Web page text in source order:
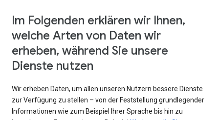
Im Folgenden erklären wir Ihnen,
welche Arten von Daten wir
erheben, während Sie unsere
Dienste nutzen
Wir erheben Daten, um allen unseren Nutzern bessere Dienste
zur Verfügung zu stellen – von der Feststellung grundlegender
Informationen wie zum Beispiel Ihrer Sprache bis hin zu